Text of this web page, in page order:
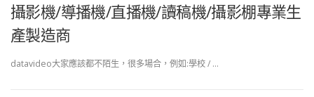
攝影機/導播機/直播機/讀稿機/攝影棚專業生
產製造商
datavideo大家應該都不陌生，很多場合，例如:學校 / …